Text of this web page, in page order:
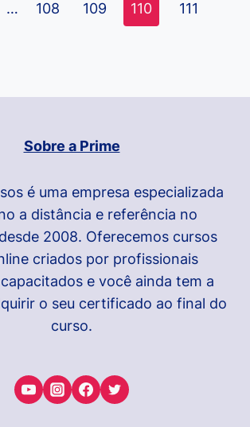
… 108 109 110 111
Sobre a Prime
é uma empresa especializada
a distância e referência no
2008. Oferecemos cursos
criados por profissionais
e você ainda tem a
o seu certificado ao final do
curso.